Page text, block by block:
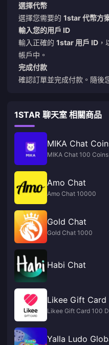
選擇代幣
選擇您需要的 1star 代幣方
輸入您的用戶 ID
輸入正確的 1star 用戶 ID
帳戶中。
完成付款
確認訂單並完成付款。隨後
1STAR 聊天室 相關商品
MIKA Chat
MIKA Chat 100 Coins
Amo Chat
Amo Chat 10000
Gold Chat
Gold Chat 1000
Habi Chat
Likee Gift Card
Likee Gift Card 100
Yalla Ludo